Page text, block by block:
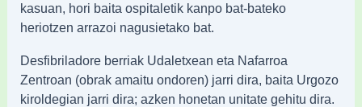
kasuan, hori baita ospitaletik kanpo bat-bateko
heriotzen arrazoi nagusietako bat.
Desfibriladore berriak Udaletxean eta Nafarroa
Zentroan (obrak amaitu ondoren) jarri dira, baita Urgozo
kiroldegian jarri dira; azken honetan unitate gehitu dira.